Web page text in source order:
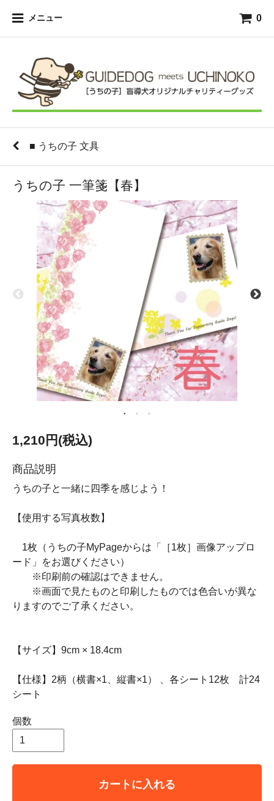
メニュー 0
■ うちの子 文具
うちの子 一筆箋【春】
1,210円(税込)
商品説明
うちの子と一緒に四季を感じよう！
【使用する写真枚数】
1枚（うちの子MyPageからは「［1枚］画像アップロ
ード」をお選びください）
※印刷前の確認はできません。
※画面で見たものと印刷したものでは色合いが異な
りますのでご了承ください。
【サイズ】9cm × 18.4cm
【仕様】2柄（横書×1、縦書×1） 、各シート12枚 計24
シート
個数
カートに入れる